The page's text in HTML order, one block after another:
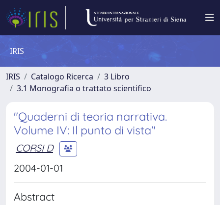
IRIS
IRIS Catalogo Ricerca
3 Libro
3.1 Monografia o trattato scientifico
"Quaderni di teoria narrativa.
Volume IV: Il punto di vista"
CORSI D
2004-01-01
Abstract